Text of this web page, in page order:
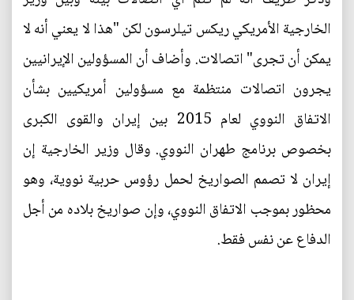
الخارجية الأمريكي ريكس تيلرسون لكن "هذا لا يعني أنه لا
يمكن أن تجرى" اتصالات. وأضاف أن المسؤولين الإيرانيين
يجرون اتصالات منتظمة مع مسؤولين أمريكيين بشأن
الاتفاق النووي لعام 2015 بين إيران والقوى الكبرى
بخصوص برنامج طهران النووي. وقال وزير الخارجية إن
إيران لا تصمم الصواريخ لحمل رؤوس حربية نووية، وهو
محظور بموجب الاتفاق النووي، وإن صواريخ بلاده من أجل
الدفاع عن نفس فقط.